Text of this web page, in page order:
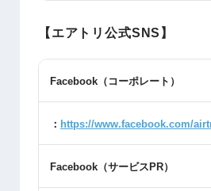
【エアトリ公式SNS】
Facebook （コーポレート）
： https://www.facebook.com/
Facebook （サービス PR）